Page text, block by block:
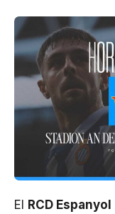
El RCD Espanyol